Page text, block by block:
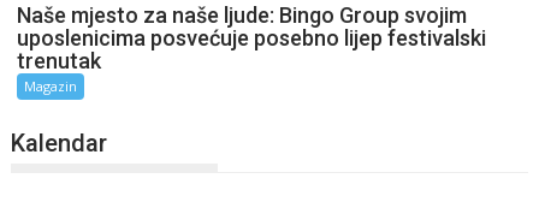
Naše mjesto za naše ljude: Bingo Group svojim
uposlenicima posvećuje posebno lijep festivalski
trenutak
Magazin
Kalendar